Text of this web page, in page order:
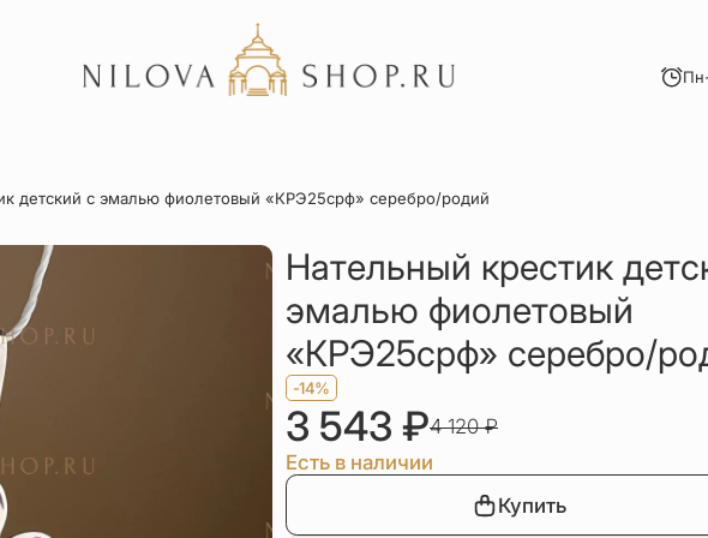
Акции
Статьи
детский с эмалью фиолетовый «КРЭ25срф» серебро/родий
Нательный крестик
эмалью фиолетовый
«КРЭ25срф» серебро/
-14%
3 543 ₽4 120₽
Есть в наличии
Купить